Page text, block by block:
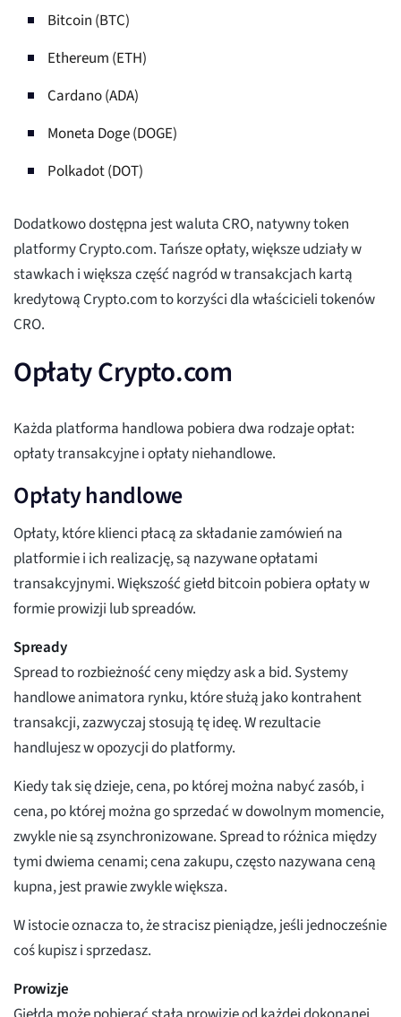
Bitcoin (BTC)
Ethereum (ETH)
Cardano (ADA)
Moneta Doge (DOGE)
Polkadot (DOT)
Dodatkowo dostępna jest waluta CRO, natywny token
platformy Crypto.com. Tańsze opłaty, większe udziały w
stawkach i większa część nagród w transakcjach kartą
kredytową Crypto.com to korzyści dla właścicieli tokenów
CRO.
Opłaty Crypto.com
Każda platforma handlowa pobiera dwa rodzaje opłat:
opłaty transakcyjne i opłaty niehandlowe.
Opłaty handlowe
Opłaty, które klienci płacą za składanie zamówień na
platformie i ich realizację, są nazywane opłatami
transakcyjnymi. Większość giełd bitcoin pobiera opłaty w
formie prowizji lub spreadów.
Spready
Spread to rozbieżność ceny między ask a bid. Systemy
handlowe animatora rynku, które służą jako kontrahent
transakcji, zazwyczaj stosują tę ideę. W rezultacie
handlujesz w opozycji do platformy.
Kiedy tak się dzieje, cena, po której można nabyć zasób, i
cena, po której można go sprzedać w dowolnym momencie,
zwykle nie są zsynchronizowane. Spread to różnica między
tymi dwiema cenami; cena zakupu, często nazywana ceną
kupna, jest prawie zwykle większa.
W istocie oznacza to, że stracisz pieniądze, jeśli jednocześnie
coś kupisz i sprzedasz.
Prowizje